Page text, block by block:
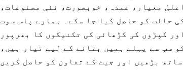
معیار، عمدہ، خوبصورت، نئی مصنوعات،
حالت کو حاصل کیا جا سکے۔ ہمارے پاس سوت
کپڑوں کی کڑھائی کی تکنیکوں کا بھرپور
سب سے پہلے ہمیں بتانے کے لیے تیار ہیں،